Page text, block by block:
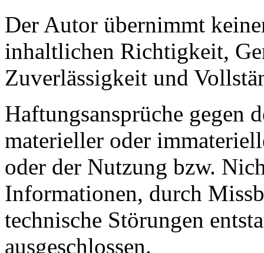
Der Autor übernimmt
inhaltlichen Richtigkeit,
Zuverlässigkeit und
Haftungsansprüche gegen
materieller oder
oder der Nutzung bzw.
Informationen, durch
technische Störungen
ausgeschlossen.